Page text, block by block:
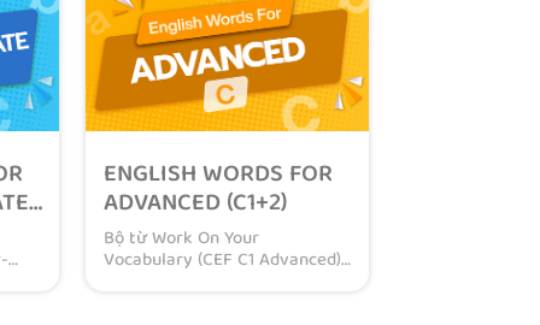
Âu), phù hợp cho các bạn ở
trình độ Pre-intermediate (sơ
trung cấp).
ENGLISH WORDS FOR
ADVANCED (C1+2)
Bộ từ Work On Your
Vocabulary (CEF C1 Advanced)